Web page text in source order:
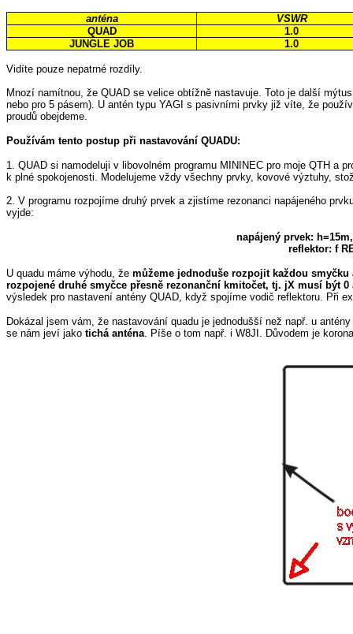
anténa
VSWR
QUAD
1.0
JUNGLE JOB
1.0
Vidíte pouze nepatrné rozdíly.
Mnozí namítnou, že QUAD se velice obtížně nastavuje. Toto je další
nebo pro 5 pásem). U antén typu YAGI s pasivními prvky již víte, že
proudů obejdeme.
Používám tento postup při nastavování QUADU:
1. QUAD si namodeluji v libovolném programu MININEC pro moje QTH a
k plné spokojenosti. Modelujeme vždy všechny prvky, kovové výztuhy,
2. V programu rozpojíme druhý prvek a zjistíme rezonanci napájeného
vyjde:
napájený prvek:
reflektor: f
U quadu máme výhodu, že můžeme jednoduše rozpojit každou
rozpojené druhé smyčce přesně rezonanční kmitočet, tj. jX musí být
výsledek pro nastavení antény QUAD, když spojíme vodič reflektoru. Při
Dokázal jsem vám, že nastavování quadu je jednodušší než např. u
se nám jeví jako tichá anténa. Píše o tom např. i W8JI. Důvodem je